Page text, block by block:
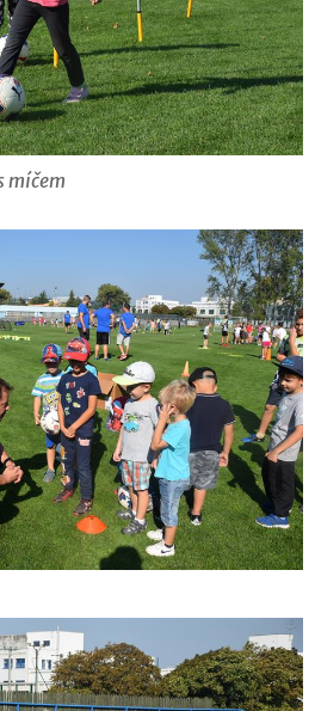
míčem